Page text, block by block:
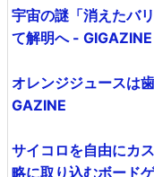
宇宙の謎「消えたバ
て解明へ - GIGAZINE
オレンジジュースは
GAZINE
サイコロを自由にカ
略に取り込むボード